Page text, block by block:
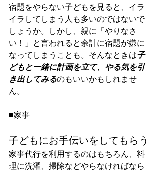
宿題をやらない子どもを見ると、イラ
イラしてしまう人も多いのではないで
しょうか。しかし、親に「やりなさ
い！」と言われると余計に宿題が嫌に
なってしまうことも。そんなときは子
どもと一緒に計画を立て、やる気を引
き出してみるのもいいかもしれませ
ん。
■家事
子どもにお手伝いをしてもらう
家事代行を利用するのはもちろん、料
理に洗濯、掃除などやらなければなら